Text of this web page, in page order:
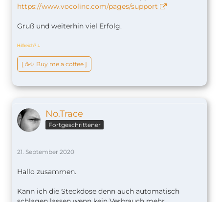
https://www.vocolinc.com/pages/support
Gruß und weiterhin viel Erfolg.
Hilfreich? ↆ
[ ☕️✨ Buy me a coffee ]
No.Trace
Fortgeschrittener
21. September 2020
Hallo zusammen.
Kann ich die Steckdose denn auch automatisch